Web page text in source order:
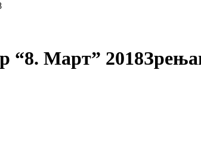
“8. Март” 2018